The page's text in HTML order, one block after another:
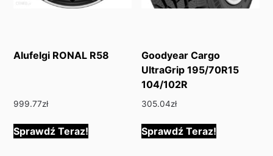
Alufelgi RONAL R58
999.77zł
Sprawdź Teraz!
Goodyear Cargo
UltraGrip 195/70R15
104/102R
305.04zł
Sprawdź Teraz!